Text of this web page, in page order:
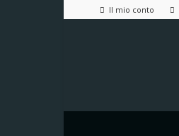
Il mio conto